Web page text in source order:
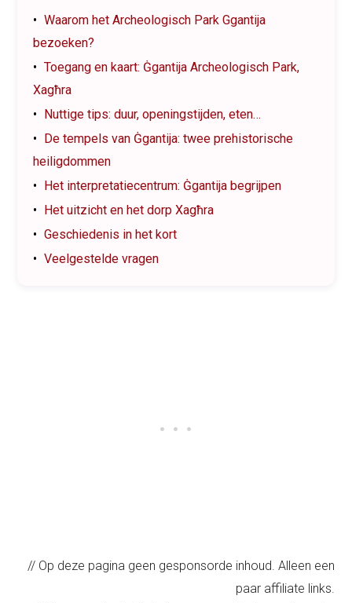
Waarom het Archeologisch Park Ggantija
bezoeken?
Toegang en kaart: Ġgantija Archeologisch Park,
Xagħra
Nuttige tips: duur, openingstijden, eten…
De tempels van Ġgantija: twee prehistorische
heiligdommen
Het interpretatiecentrum: Ġgantija begrijpen
Het uitzicht en het dorp Xagħra
Geschiedenis in het kort
Veelgestelde vragen
// Op deze pagina geen gesponsorde inhoud. Alleen een
paar affiliate links.